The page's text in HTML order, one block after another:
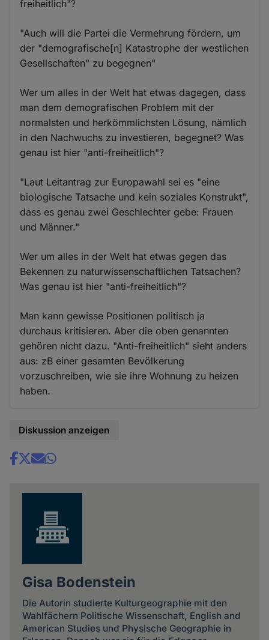
freiheitlich"?
"Auch will die Partei die Vermehrung fördern, um
der "demografische[n] Katastrophe der westlichen
Gesellschaften" zu begegnen"
Wer um alles in der Welt hat etwas dagegen, dass
man dem demografischen Problem mit der
normalsten und herkömmlichsten Lösung, nämlich
in den Nachwuchs zu investieren, begegnet? Was
genau ist hier "anti-freiheitlich"?
"Laut Leitantrag zur Europawahl sei es "eine
biologische Tatsache und kein soziales Konstrukt",
dass es genau zwei Geschlechter gebe: Frauen
und Männer."
Wer um alles in der Welt hat etwas gegen das
Bekennen zu naturwissenschaftlichen Tatsachen?
Was genau ist hier "anti-freiheitlich"?
Man kann gewisse Positionen politisch ja
durchaus kritisieren. Aber die oben genannten
gehören nicht dazu. "Anti-freiheitlich" sieht anders
aus: zB einer gesamten Bevölkerung
vorzuschreiben, wie sie ihre Wohnung zu heizen
haben.
Diskussion anzeigen
Share
Gisa Bodenstein
Die Autorin studierte Kulturgeographie mit den
Wahlfächern Politische Wissenschaft, English and
American Studies und Physische Geographie in